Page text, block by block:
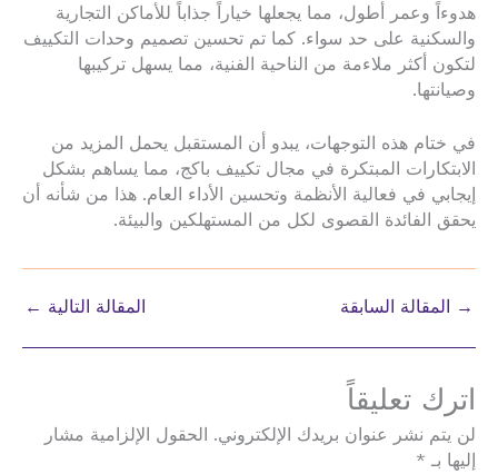
هدوءاً وعمر أطول، مما يجعلها خياراً جذاباً للأماكن التجارية
والسكنية على حد سواء. كما تم تحسين تصميم وحدات التكييف
لتكون أكثر ملاءمة من الناحية الفنية، مما يسهل تركيبها
وصيانتها.
في ختام هذه التوجهات، يبدو أن المستقبل يحمل المزيد من
الابتكارات المبتكرة في مجال تكييف باكج، مما يساهم بشكل
إيجابي في فعالية الأنظمة وتحسين الأداء العام. هذا من شأنه أن
يحقق الفائدة القصوى لكل من المستهلكين والبيئة.
→ المقالة السابقة المقالة التالية ←
اترك تعليقاً
لن يتم نشر عنوان بريدك الإلكتروني.
الحقول الإلزامية مشار
إليها بـ *